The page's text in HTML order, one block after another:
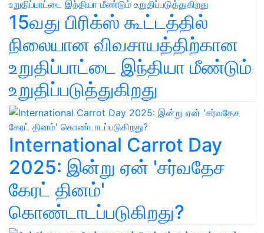
15வது பிரிக்ஸ் கூட்டத்தில்
நிலையான விவசாயத்திற்கான
உறுதிப்பாட்டை இந்தியா மீண்டும்
உறுதிப்படுத்துகிறது
International Carrot Day
2025: இன்று ஏன் 'சர்வதேச
கேரட் தினம்'
கொண்டாடப்படுகிறது?